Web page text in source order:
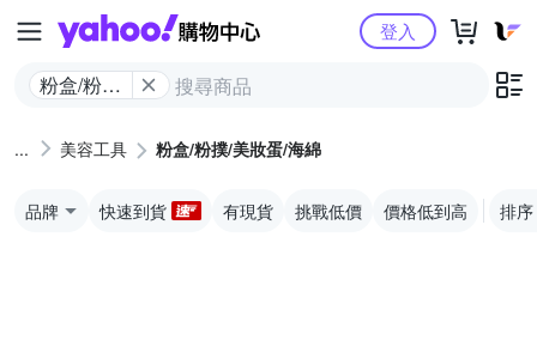
Yahoo購物中心
粉盒/粉撲/
綿
登入
美容工具 粉盒/粉撲/美妝蛋/海綿
品牌 快速到貨 有現貨 挑戰低價 價格低到高 排序